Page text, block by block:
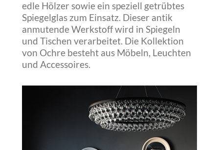
edle Hölzer sowie ein speziell getrübtes
Spiegelglas zum Einsatz. Dieser antik
anmutende Werkstoff wird in Spiegeln
und Tischen verarbeitet. Die Kollektion
von Ochre besteht aus Möbeln, Leuchten
und Accessoires.